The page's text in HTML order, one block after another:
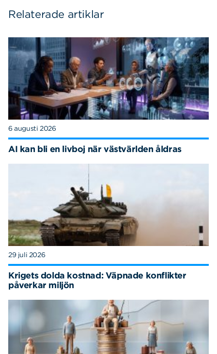
Relaterade artiklar
6 augusti 2026
AI kan bli en livboj när västvärlden åldras
29 juli 2026
Krigets dolda kostnad: Väpnade konflikter
påverkar miljön